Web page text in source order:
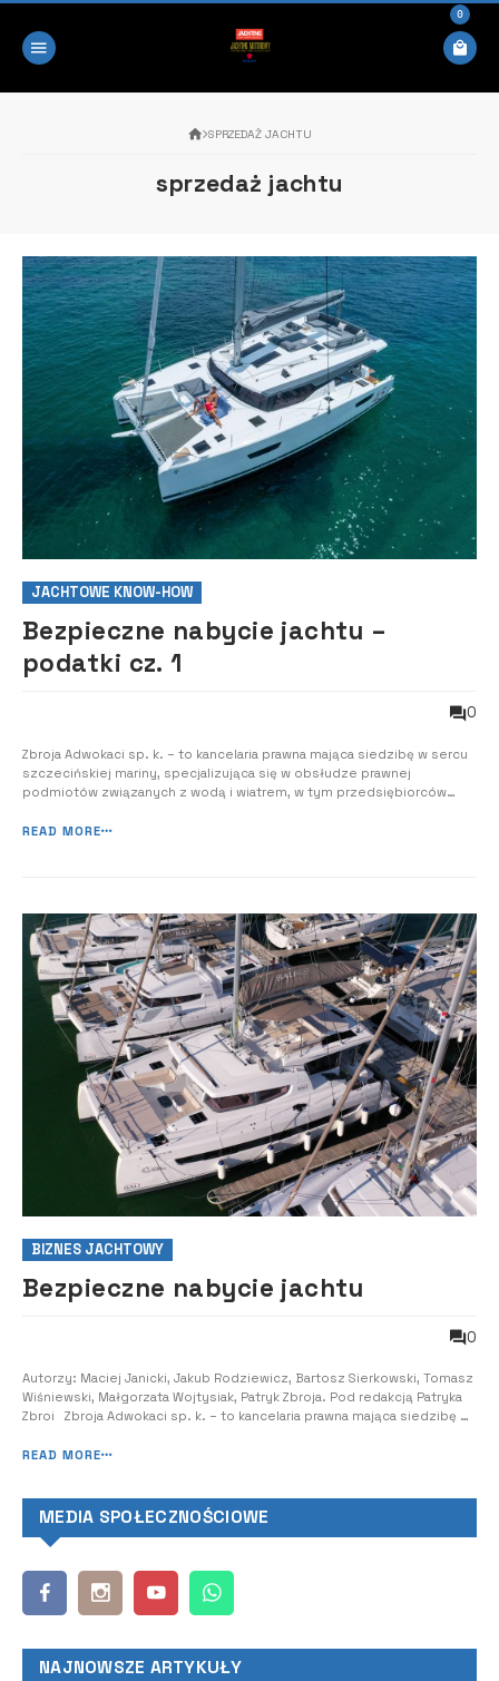
0
SPRZEDAŻ JACHTU
sprzedaż jachtu
JACHTOWE KNOW-HOW
Bezpieczne nabycie jachtu –
podatki cz. 1
0
Zbroja Adwokaci sp. k. – to kancelaria prawna mająca siedzibę w sercu
szczecińskiej mariny, specjalizująca się w obsłudze prawnej
podmiotów związanych z wodą i wiatrem, w tym przedsiębiorców
kancelarii wspiera stocznie jachtowe (remontowe i produkcyjne),
READ MORE
BIZNES JACHTOWY
Bezpieczne nabycie jachtu
0
Autorzy: Maciej Janicki, Jakub Rodziewicz, Bartosz Sierkowski, Tomasz
Wiśniewski, Małgorzata Wojtysiak, Patryk Zbroja. Pod redakcją Patryka
Zbroi Zbroja Adwokaci sp. k. – to kancelaria prawna mająca siedzibę w
podmiotów związanych z wodą i wiatrem, w tym przedsiębiorców s...
READ MORE
MEDIA SPOŁECZNOŚCIOWE
NAJNOWSZE ARTYKUŁY